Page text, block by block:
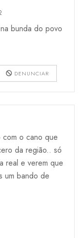
bunda do povo
DENUNCIAR
com o cano que
da região.. só
real e verem que
um bando de